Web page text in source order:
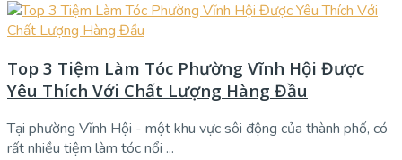
Top 3 Tiệm Làm Tóc Phường Vĩnh Hội Được
Yêu Thích Với Chất Lượng Hàng Đầu
Tại phường Vĩnh Hội - một khu vực sôi động của thành phố, có
rất nhiều tiệm làm tóc nổi ...